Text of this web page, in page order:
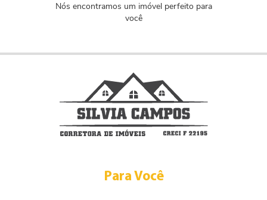
Nós encontramos um imóvel perfeito para
você
Para Você